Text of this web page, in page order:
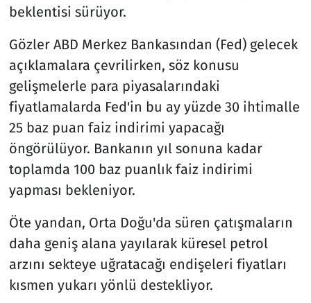
beklentisi sürüyor.
Gözler ABD Merkez Bankasından (Fed) gelecek
açıklamalara çevrilirken, söz konusu
gelişmelerle para piyasalarındaki
fiyatlamalarda Fed'in bu ay yüzde 30 ihtimalle
25 baz puan faiz indirimi yapacağı
öngörülüyor. Bankanın yıl sonuna kadar
toplamda 100 baz puanlık faiz indirimi
yapması bekleniyor.
Öte yandan, Orta Doğu'da süren çatışmaların
daha geniş alana yayılarak küresel petrol
arzını sekteye uğratacağı endişeleri fiyatları
kısmen yukarı yönlü destekliyor.